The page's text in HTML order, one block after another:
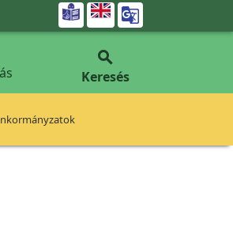


Keresés